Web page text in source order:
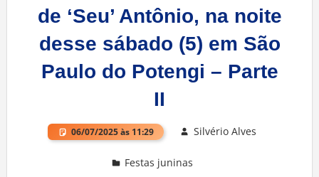
de ‘Seu’ Antônio, na noite
desse sábado (5) em São
Paulo do Potengi – Parte
II
06/07/2025 às 11:29 Silvério Alves
Festas juninas